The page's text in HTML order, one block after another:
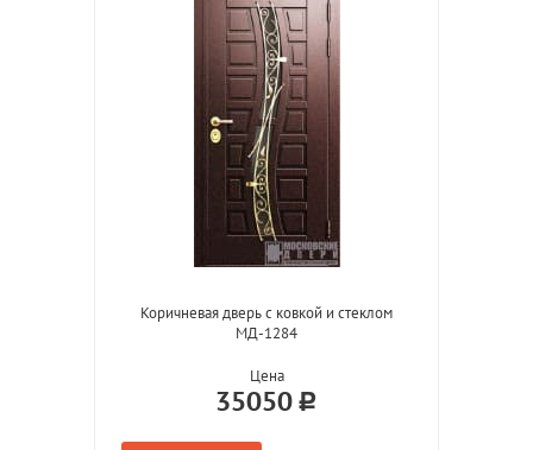
Коричневая дверь с ковкой и стеклом
МД-1284
Цена
35050